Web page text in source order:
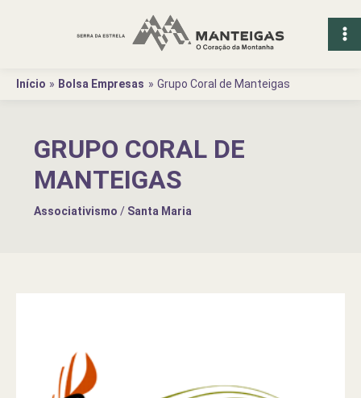
Início
Bolsa Empresas Grupo Coral de Manteigas
GRUPO CORAL DE
MANTEIGAS
Associativismo / Santa Maria